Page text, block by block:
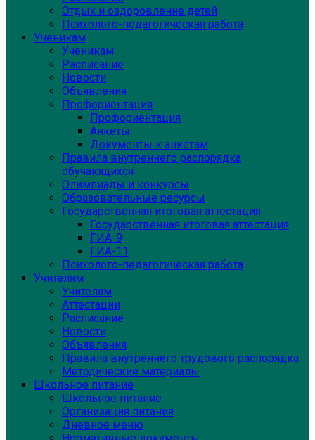
Отдых и оздоровление детей
Психолого-педагогическая работа
Ученикам
Ученикам
Расписание
Новости
Объявления
Профориентация
Профориентация
Анкеты
Документы к анкетам
Правила внутреннего распорядка
обучающихся
Олимпиады и конкурсы
Образовательные ресурсы
Государственная итоговая аттестация
Государственная итоговая аттестация
ГИА-9
ГИА-11
Психолого-педагогическая работа
Учителям
Учителям
Аттестации
Расписание
Новости
Объявления
Правила внутреннего трудового распорядка
Методические материалы
Школьное питание
Школьное питание
Организация питания
Дневное меню